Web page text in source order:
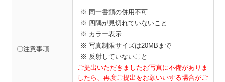
〇注意事項
※ 同一書類の併用不可
※ 四隅が見切れていないこと
※ カラー表示
※ 写真制限サイズは20MBまで
※ 反射していないこと
ご提出いただきましたお写真に不備がありま
したら、 再度ご提出をお願いいする場合がご